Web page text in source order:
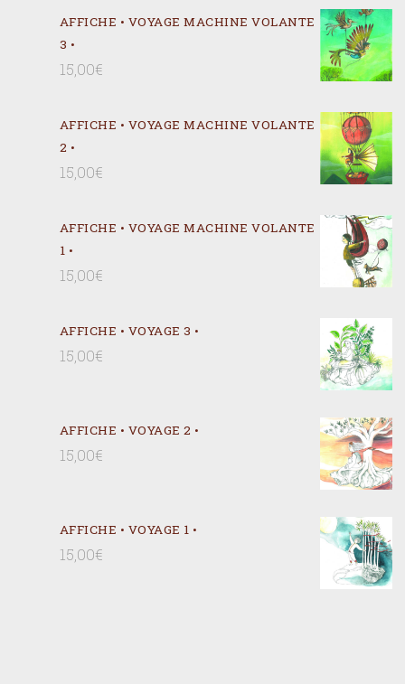
AFFICHE • VOYAGE MACHINE VOLANTE
3 •
15,00€
AFFICHE • VOYAGE MACHINE VOLANTE
2 •
15,00€
AFFICHE • VOYAGE MACHINE VOLANTE
1 •
15,00€
AFFICHE • VOYAGE 3 •
15,00€
AFFICHE • VOYAGE 2 •
15,00€
AFFICHE • VOYAGE 1 •
15,00€